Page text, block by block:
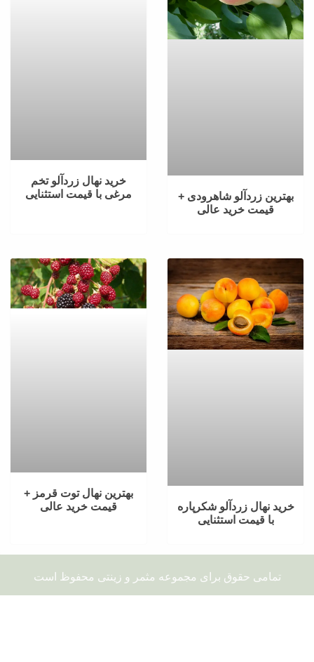
بهترین زردآلو شاهرودی +
خرید نهال زردآلو تخم مرغی
خرید نهال زردآلو شکرپاره با
بهترین نهال توت قرمز +
تمامی حقوق برای مجموعه مثمر و زینتی محفوظ است